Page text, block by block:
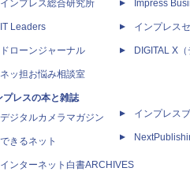
インプレス総合研究所
IT Leaders
ドローンジャーナル
ネッ担お悩み相談室
プレスの本と雑誌
デジタルカメラマガジン
できるネット
インターネット白書ARCHIVES
Impress
インプレス
DIGITAL X
インプレス